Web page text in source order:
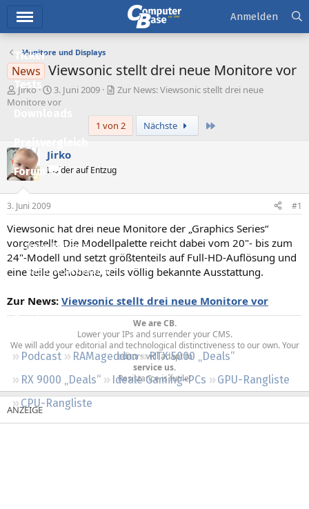
Ticker
Tests
Preisvergleich
Forum
Empfohlene Inhalte
Neue Beiträge
Neueste Aktivitäten
Regeln
Podcast RAMageddon
RTX 5000 „Deals“
RX 9000 „Deals“
Ideale Gaming-PCs
GPU-Rangliste
CPU-Rangliste
Anmelden
Monitore und Displays
News Viewsonic stellt drei neue Monitore vor
E
r
e
l
l
e
r
Jirko
E
r
e
l
t
3. Juni 2009
Zur News: Viewsonic stellt drei neue
Monitore vor
1 von 2
Nächste
Jirko
Insider auf Entzug
3. Juni 2009 #1
Viewsonic hat drei neue Monitore der „Graphics Series“
vorgestellt. Die Modellpalette reicht dabei vom 20"- bis zum
24"-Modell und setzt größtenteils auf Full-HD-Auflösung und
eine teile gehobene, teils völlig bekannte Ausstattung.
Zur News: Viewsonic stellt drei neue Monitore vor
We are CB.
Lower your IPs and surrender your CMS.
We will add your editorial and technological distinctiveness to our own. Your
editors will adapt to
service us.
Resistance is futile!​